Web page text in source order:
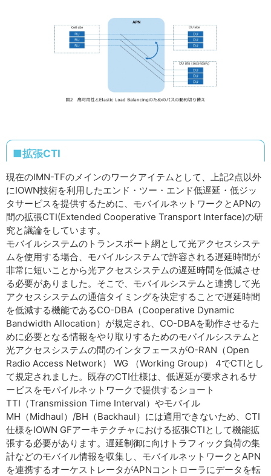
■拡張CTI
現在のIMN-TFのメインのワークアイテムとして、上記2点以外
にIOWN技術を利用したエンド・ツー・エンド低遅延・低ジッ
タサービスを提供するために、モバイルネットワークとAPNの
間の拡張CTI(Extended Cooperative Transport Interface)の研
究と議論をしています。
モバイルシステムのトランスポート網として光アクセスシステ
ムを使用する場合、モバイルシステムで許容される遅延時間が
非常に短いことから光アクセスシステムの遅延時間を低減させ
る必要がありました。そこで、モバイルシステムと連携して光
アクセスシステムの通信タイミングを決定することで遅延時間
を低減する機能であるCO-DBA（Cooperative Dynamic
Bandwidth Allocation）が規定され、CO-DBAを動作させるた
めに必要となる情報をやり取りするためのモバイルシステムと
光アクセスシステムの間のインタフェースがO-RAN（Open
Radio Access Network） WG （Working Group） 4でCTIとし
て規定されました。既存のCTI仕様は、低遅延が要求されるサ
ービスをモバイルネットワークで提供するショート
TTI（Transmission Time Interval）やモバイル
MH（Midhaul）/BH（Backhaul）には適用できないため、CTI
仕様をIOWN GFアーキテクチャにおける拡張CTIとして機能拡
張する必要があります。遅延制御に向けトラフィック負荷の集
計などのモバイル情報を収集し、モバイルネットワークとAPN
を連携するオーケストレータがAPNコントローラにデータを転